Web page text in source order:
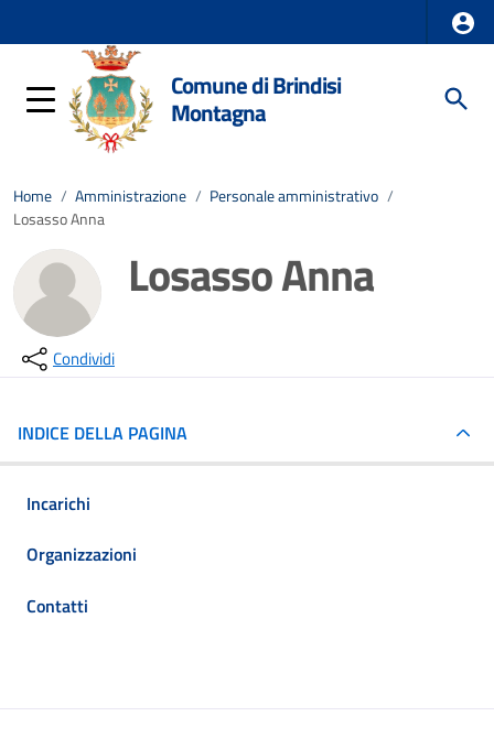
Comune di Brindisi
Montagna
Home / Amministrazione / Personale amministrativo /
Losasso Anna
Losasso Anna
Condividi
INDICE DELLA PAGINA
Incarichi
Organizzazioni
Contatti